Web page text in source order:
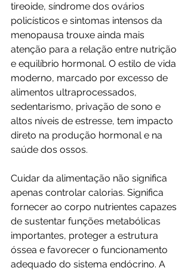
tireoide, síndrome dos ovários
policísticos e sintomas intensos da
menopausa trouxe ainda mais
atenção para a relação entre nutrição
e equilíbrio hormonal. O estilo de vida
moderno, marcado por excesso de
alimentos ultraprocessados,
sedentarismo, privação de sono e
altos níveis de estresse, tem impacto
direto na produção hormonal e na
saúde dos ossos.
Cuidar da alimentação não significa
apenas controlar calorias. Significa
fornecer ao corpo nutrientes capazes
de sustentar funções metabólicas
importantes, proteger a estrutura
óssea e favorecer o funcionamento
adequado do sistema endócrino. A